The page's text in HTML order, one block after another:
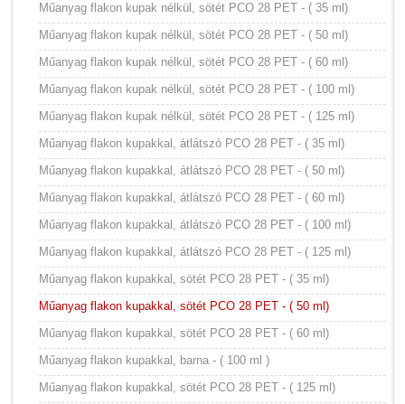
Műanyag flakon kupak nélkül, sötét PCO 28 PET - ( 35 ml)
Műanyag flakon kupak nélkül, sötét PCO 28 PET - ( 50 ml)
Műanyag flakon kupak nélkül, sötét PCO 28 PET - ( 60 ml)
Műanyag flakon kupak nélkül, sötét PCO 28 PET - ( 100 ml)
Műanyag flakon kupak nélkül, sötét PCO 28 PET - ( 125 ml)
Műanyag flakon kupakkal, átlátszó PCO 28 PET - ( 35 ml)
Műanyag flakon kupakkal, átlátszó PCO 28 PET - ( 50 ml)
Műanyag flakon kupakkal, átlátszó PCO 28 PET - ( 60 ml)
Műanyag flakon kupakkal, átlátszó PCO 28 PET - ( 100 ml)
Műanyag flakon kupakkal, átlátszó PCO 28 PET - ( 125 ml)
Műanyag flakon kupakkal, sötét PCO 28 PET - ( 35 ml)
Műanyag flakon kupakkal, sötét PCO 28 PET - ( 50 ml)
Műanyag flakon kupakkal, sötét PCO 28 PET - ( 60 ml)
Műanyag flakon kupakkal, barna - ( 100 ml )
Műanyag flakon kupakkal, sötét PCO 28 PET - ( 125 ml)